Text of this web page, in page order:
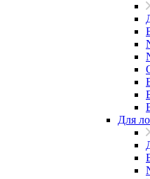
Для